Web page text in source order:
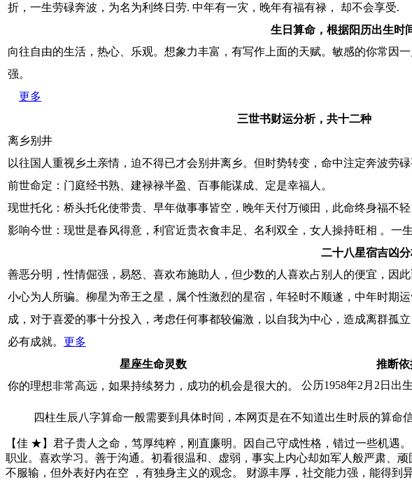
折，一生劳碌奔波，为名为利终日劳. 中年有一灾，晚年有福有禄， 却不会享受.
生日算命，根据阳历出生时
向往自由的生活，热心、乐观。想象力丰富，有写作上面的天赋。敏感的你常因
强。
更多
三世书财运分析，共十二种
离乡别井
以往国人重视乡土亲情，迫不得已才会别井离乡。但时势转变，命中注定奔波劳
前世命定：门庭经书熟、建禄禄半盈、百事能谋成、定是幸福人。
现世托化：桥头托化使带贵、早年做事事皆空，晚年天付万倾田，此命终身福不轻
影响今世：现世是春风得意，利官近贵衣食丰足、名利双全，女人操持旺相 。一
二十八星宿吉凶
善恶分明，性情倔强，易怒、喜欢布施助人，但少数的人喜欢占别人的便宜，因
小心为人所骗。柳星为帝王之星，属个性激烈的星宿，年轻时不顺遂，中年时期
成，对于喜爱的事十分投入，考虑任何事都较偏激，以自我为中心，造成离群孤
必有成就。 更多
星座生命灵数
推断依
你的理想非常高远，如果持续努力，成功的机会是很大的。
公历1958年2月2日出生
四柱生辰八字算命一般需要到具体时间，本网页是在不知道出生时辰的算命
【佳 ★】君子贵人之命，笃厚纯粹，刚直廉明。因自己守成性格，错过一些机
职业。喜欢学习。善于沟通。初看很温和、虚弱，事实上内心却如军人般严肃、
不服输，但外表好内在空 ，有独身主义的观念。 财源丰厚，社交能力强，能得